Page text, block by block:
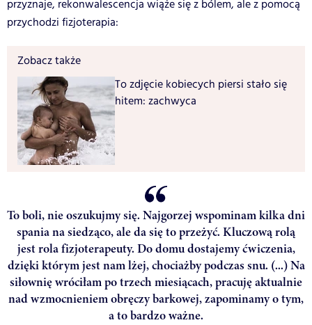
przyznaje, rekonwalescencja wiąże się z bólem, ale z pomocą
przychodzi fizjoterapia:
Zobacz także
To zdjęcie kobiecych piersi stało się
hitem: zachwyca
To boli, nie oszukujmy się. Najgorzej wspominam kilka dni
spania na siedząco, ale da się to przeżyć. Kluczową rolą
jest rola fizjoterapeuty. Do domu dostajemy ćwiczenia,
dzięki którym jest nam lżej, chociażby podczas snu. (...) Na
siłownię wróciłam po trzech miesiącach, pracuję aktualnie
nad wzmocnieniem obręczy barkowej, zapominamy o tym,
a to bardzo ważne.